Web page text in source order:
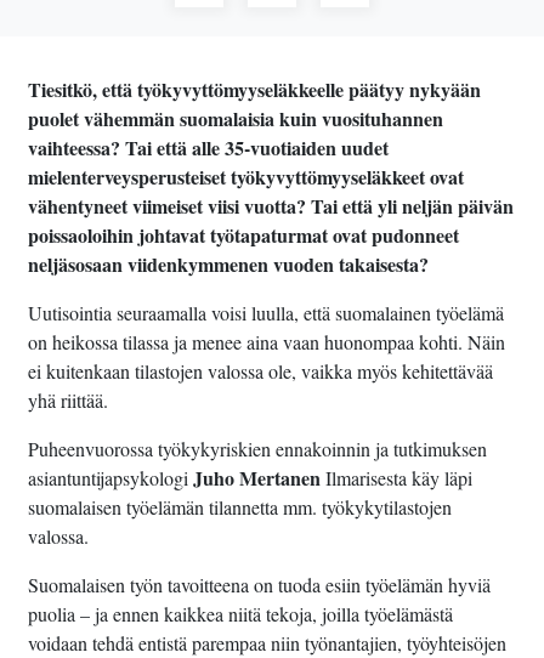
Tiesitkö, että työkyvyttömyyseläkkeelle päätyy nykyään
puolet vähemmän suomalaisia kuin vuosituhannen
vaihteessa? Tai että alle 35-vuotiaiden uudet
mielenterveysperusteiset työkyvyttömyyseläkkeet ovat
vähentyneet viimeiset viisi vuotta? Tai että yli neljän päivän
poissaoloihin johtavat työtapaturmat ovat pudonneet
neljäsosaan viidenkymmenen vuoden takaisesta?
Uutisointia seuraamalla voisi luulla, että suomalainen työelämä
on heikossa tilassa ja menee aina vaan huonompaa kohti. Näin
ei kuitenkaan tilastojen valossa ole, vaikka myös kehitettävää
yhä riittää.
Puheenvuorossa työkykyriskien ennakoinnin ja tutkimuksen
asiantuntijapsykologiJuho MertanenIlmarisesta käy läpi
suomalaisen työelämän tilannetta mm. työkykytilastojen
valossa.
Suomalaisen työn tavoitteena on tuoda esiin työelämän hyviä
puolia – ja ennen kaikkea niitä tekoja, joilla työelämästä
voidaan tehdä entistä parempaa niin työnantajien, työyhteisöjen